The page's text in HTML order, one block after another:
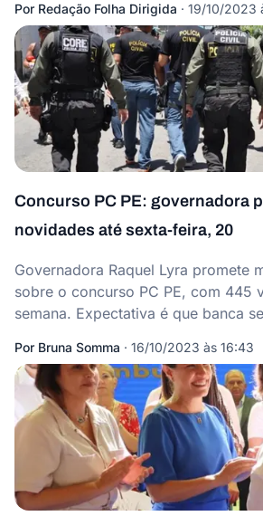
Por Redação Folha Dirigida · 19/10/2023
Concurso PC PE: governadora
novidades até sexta-feira, 20
Governadora Raquel Lyra promete
sobre o concurso PC PE, com 445
semana. Expectativa é que banca
Por Bruna Somma · 16/10/2023 às 16:43